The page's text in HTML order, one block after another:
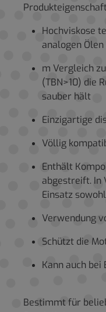
Hochviskose
analogen
m Vergleich
(TBN>10) die
sauber hält
Einzigartige
Völlig
Enthält
abgestreift. In
Einsatz
Verwendung
Schützt die
Kann auch
Bestimmt für